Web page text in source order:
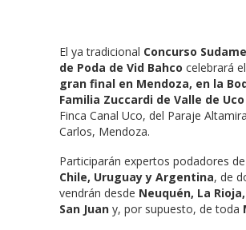
El ya tradicional Concurso
de Poda de Vid Bahco celebrará el
gran final en Mendoza, en la
Familia Zuccardi de Valle de Uco
Finca Canal Uco, del Paraje
Carlos, Mendoza.
Participarán expertos podadores de
Chile, Uruguay y Argentina, de
vendrán desde Neuquén, La
San Juan y, por supuesto, de toda